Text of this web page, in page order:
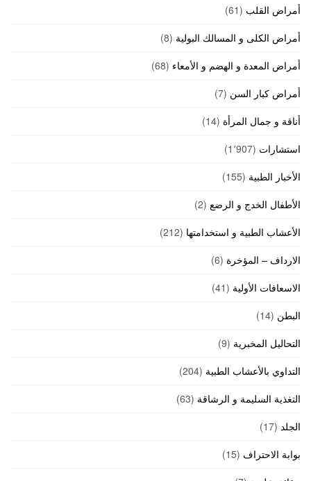
أمراض القلب (61)
أمراض الكلى و المسالك البولية (8)
أمراض المعدة و الهضم و الأمعاء (68)
أمراض كبار السن (7)
أناقة و جمال المرأة (14)
استشارات (1٬907)
الأخبار الطبية (155)
الأطفال الخدج و الرضع (2)
الأعشاب الطبية و استخدامتها (212)
الارداف – المؤخرة (6)
الاسعافات الأولية (41)
البطن (14)
التحاليل المخبرية (9)
التداوي بالأعشاب الطبية (204)
التغذية السليمة و الرشاقة (63)
الجلد (17)
بوابة الاحتراف (15)